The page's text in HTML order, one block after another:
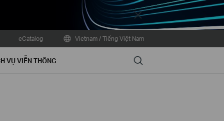
Close
eCatalog Vietnam / Tiếng Việt Nam
VỤ VIỄN THÔNG Search